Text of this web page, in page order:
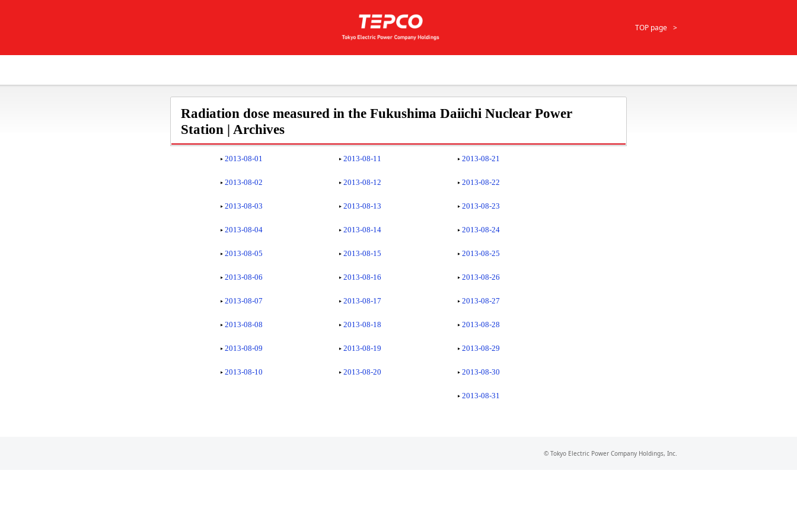
TOP page
Radiation dose measured in the Fukushima Daiichi Nuclear Power
Station | Archives
2013-08-01 2013-08-11 2013-08-21
2013-08-02 2013-08-12 2013-08-22
2013-08-03 2013-08-13 2013-08-23
2013-08-04 2013-08-14 2013-08-24
2013-08-05 2013-08-15 2013-08-25
2013-08-06 2013-08-16 2013-08-26
2013-08-07 2013-08-17 2013-08-27
2013-08-08 2013-08-18 2013-08-28
2013-08-09 2013-08-19 2013-08-29
2013-08-10 2013-08-20 2013-08-30
2013-08-31
© Tokyo Electric Power Company Holdings, Inc.